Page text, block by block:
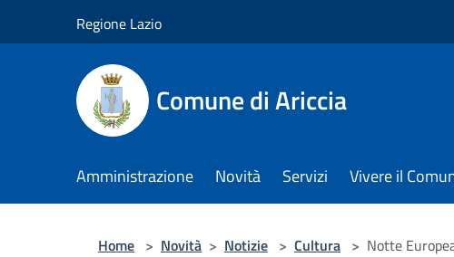
Regione Lazio
Comune di Ariccia
Amministrazione Novità Servizi Vivere il
Home > Novità > Notizie > Cultura > Notte